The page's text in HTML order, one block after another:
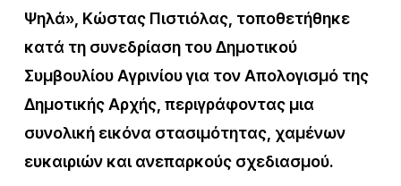
Ψηλά», Κώστας Πιστιόλας, τοποθετήθηκε
κατά τη συνεδρίαση του Δημοτικού
Συμβουλίου Αγρινίου για τον Απολογισμό της
Δημοτικής Αρχής, περιγράφοντας μια
συνολική εικόνα στασιμότητας, χαμένων
ευκαιριών και ανεπαρκούς σχεδιασμού.